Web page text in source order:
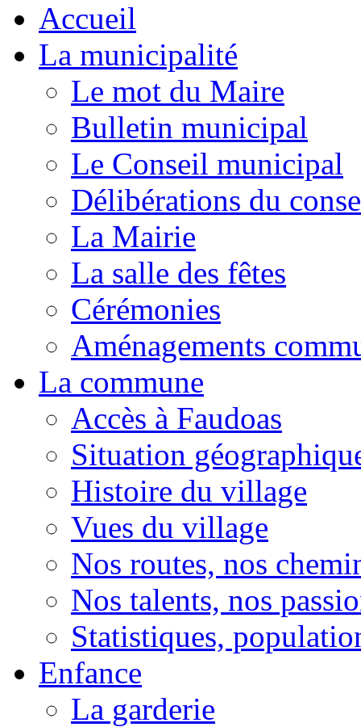
Accueil
La municipalité
Le mot du Maire
Bulletin municipal
Le Conseil municipal
Délibérations du
La Mairie
La salle des fêtes
Cérémonies
Aménagements
La commune
Accès à Faudoas
Situation
Histoire du village
Vues du village
Nos routes, nos
Nos talents, nos
Statistiques,
Enfance
La garderie